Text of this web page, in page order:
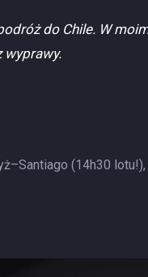
do Chile. W
wyprawy.
(14h30 lotu!),